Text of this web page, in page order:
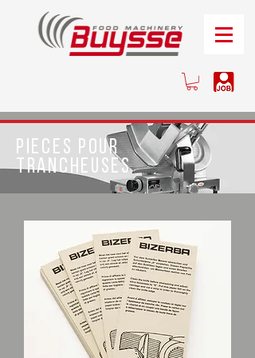
pieces pour
trancheuses